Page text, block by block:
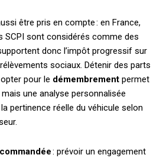
être pris en compte : en France,
SCPI sont considérés comme des
donc l’impôt progressif sur
sociaux. Détenir des parts
pour le démembrement permet
une analyse personnalisée
pertinence réelle du véhicule selon
: prévoir un engagement